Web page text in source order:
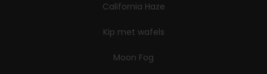
California Haze
Kip met wafels
Moon Fog